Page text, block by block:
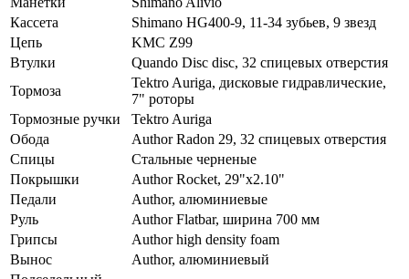
Кассета
Shimano HG400-9, 11-34 зубьев, 9 звезд
Цепь
KMC Z99
Втулки
Quando Disc disc, 32 спицевых отверстия
Тормоза
Tektro Auriga, дисковые гидравлические,
7" роторы
Тормозные ручки
Tektro Auriga
Обода
Author Radon 29, 32 спицевых отверстия
Спицы
Стальные черненые
Покрышки
Author Rocket, 29"x2.10"
Педали
Author, алюминиевые
Руль
Author Flatbar, ширина 700 мм
Грипсы
Author high density foam
Вынос
Author, алюминиевый